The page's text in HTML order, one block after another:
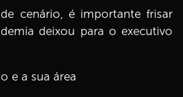
cenário, é importante frisar
deixou para o executivo
e a sua área